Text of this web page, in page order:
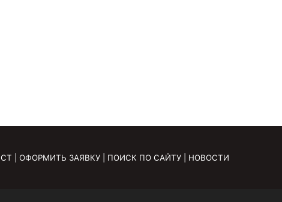
ОФОРМИТЬ ЗАЯВКУ ПОИСК ПО САЙТУ НОВОСТИ